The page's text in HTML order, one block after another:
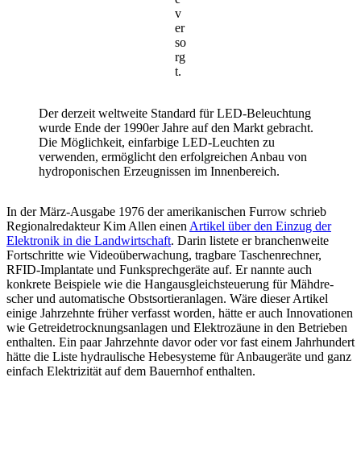
v
er
so
rg
t.
Der derzeit welt­weite Stan­dard für LED-Beleuch­tung
wurde Ende der 1990er Jahre auf den Markt gebracht.
Die Möglich­keit, einfar­bige LED-Leuchten zu
verwenden, ermög­licht den erfolg­rei­chen Anbau von
hydro­po­ni­schen Erzeug­nissen im Innen­be­reich.
In der März-Ausgabe 1976 der ameri­ka­ni­schen Furrow schrieb
Regio­nal­re­dak­teur Kim Allen einen Artikel über den Einzug der
Elek­tronik in die Land­wirt­schaft. Darin listete er bran­chen­weite
Fort­schritte wie Video­über­wa­chung, trag­bare Taschen­rechner,
RFID-Implan­tate und Funk­sprech­ge­räte auf. Er nannte auch
konkrete Beispiele wie die Hang­aus­gleich­steue­rung für Mähdre­
scher und auto­ma­ti­sche Obst­sor­tier­an­lagen. Wäre dieser Artikel
einige Jahr­zehnte früher verfasst worden, hätte er auch Inno­va­tionen
wie Getrei­de­trock­nungs­an­lagen und Elek­tro­zäune in den Betrieben
enthalten. Ein paar Jahr­zehnte davor oder vor fast einem Jahr­hun­dert
hätte die Liste hydrau­li­sche Hebe­sys­teme für Anbau­ge­räte und ganz
einfach Elek­tri­zität auf dem Bauernhof enthalten.